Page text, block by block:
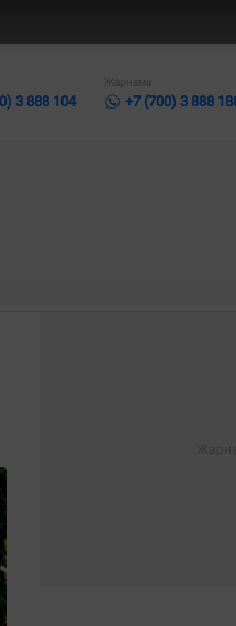
3 888 104
Жарнама
+7 (700) 3 888